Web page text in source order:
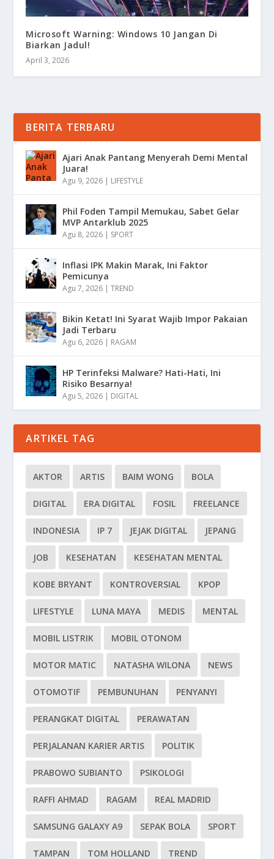
Microsoft Warning: Windows 10 Jangan Di
Biarkan Jadul!
April 3, 2026
BERITA TERBARU
Ajari Anak Pantang Menyerah Demi Mental
Juara!
Agu 9, 2026 | LIFESTYLE
Phil Foden Tampil Memukau, Sabet Gelar
MVP Antarklub 2025
Agu 8, 2026 | SPORT
Inflasi IPK Makin Marak, Ini Faktor
Pemicunya
Agu 7, 2026 |TREND
Bikin Ketat! Ini Syarat Wajib Impor Pakaian
Jadi Terbaru
Agu 6, 2026 | RAGAM
HP Terinfeksi Malware? Hati-Hati, Ini
Risiko Besarnya!
Agu 5, 2026 | DIGITAL
ARTIKEL TAG
AKTOR ARTIS BAIM WONG BOLA
DIGITAL ERA DIGITAL FOSIL FREELANCE
INDONESIA IP 7 JEJAK DIGITAL JEPANG
JOB KESEHATAN KESEHATAN MENTAL
KOBE BRYANT KONTROVERSIAL KPOP
LIFESTYLE LUNA MAYA MEDIS MENTAL
MOBIL LISTRIK MOBIL OTONOM
MOTOR MATIC NATASHA WILONA NEWS
OTOMOTIF PEMBUNUHAN PENYANYI
PERANGKAT DIGITAL PERAWATAN
PERJALANAN KARIER ARTIS POLITIK
PRABOWO SUBIANTO PSIKOLOGI
RAFFI AHMAD RAGAM REAL MADRID
SAMSUNG GALAXY A9 SEPAK BOLA SPORT
TAMPAN TOM HOLLAND TREND